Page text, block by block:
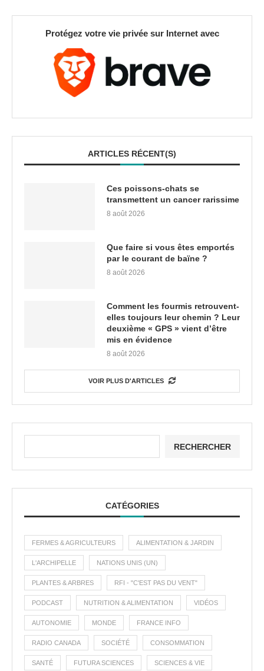
Protégez votre vie privée sur Internet avec
ARTICLES RÉCENT(S)
Ces poissons-chats se
transmettent un cancer rarissime
8 août 2026
Que faire si vous êtes emportés
par le courant de baïne ?
8 août 2026
Comment les fourmis retrouvent-
elles toujours leur chemin ? Leur
deuxième « GPS » vient d’être
mis en évidence
8 août 2026
VOIR PLUS D'ARTICLES
RECHERCHER
CATÉGORIES
FERMES & AGRICULTEURS ALIMENTATION & JARDIN
L'ARCHIPELLE NATIONS UNIS (UN)
PLANTES & ARBRES RFI - "C'EST PAS DU VENT"
PODCAST NUTRITION & ALIMENTATION VIDÉOS
AUTONOMIE MONDE FRANCE INFO
RADIO CANADA SOCIÉTÉ CONSOMMATION
SANTÉ FUTURA SCIENCES SCIENCES & VIE